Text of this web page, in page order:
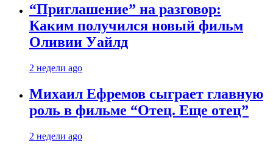
“Приглашение” на разговор:
Каким получился новый фильм
Оливии Уайлд
2 недели ago
Михаил Ефремов сыграет главную
роль в фильме “Отец. Еще отец”
2 недели ago